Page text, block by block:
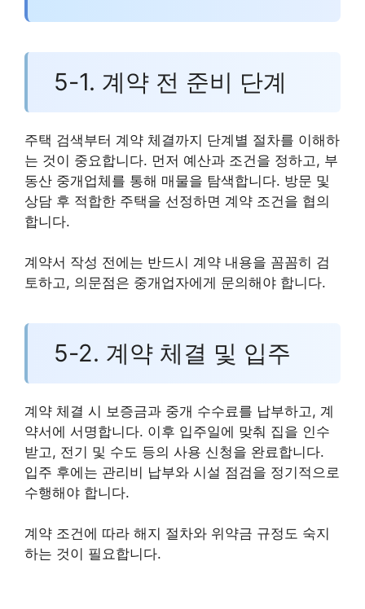
5-1. 계약 전 준비 단계
주택 검색부터 계약 체결까지 단계별 절차를 이해하
는 것이 중요합니다. 먼저 예산과 조건을 정하고, 부
동산 중개업체를 통해 매물을 탐색합니다. 방문 및
상담 후 적합한 주택을 선정하면 계약 조건을 협의
합니다.
계약서 작성 전에는 반드시 계약 내용을 꼼꼼히 검
토하고, 의문점은 중개업자에게 문의해야 합니다.
5-2. 계약 체결 및 입주
계약 체결 시 보증금과 중개 수수료를 납부하고, 계
약서에 서명합니다. 이후 입주일에 맞춰 집을 인수
받고, 전기 및 수도 등의 사용 신청을 완료합니다.
입주 후에는 관리비 납부와 시설 점검을 정기적으로
수행해야 합니다.
계약 조건에 따라 해지 절차와 위약금 규정도 숙지
하는 것이 필요합니다.